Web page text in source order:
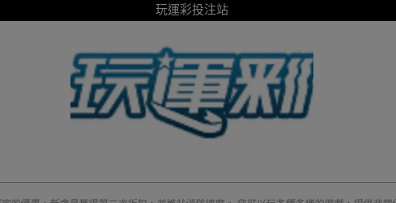
玩運彩投注站